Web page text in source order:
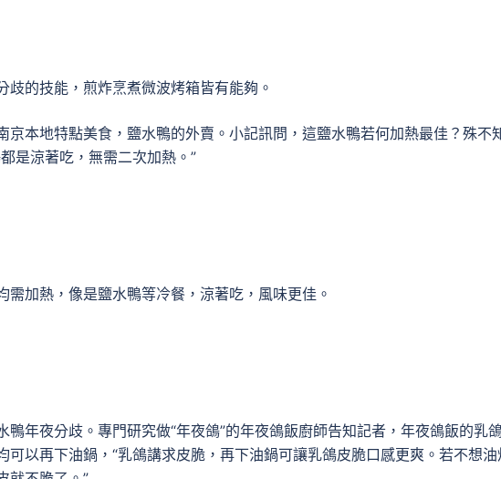
的技能，煎炸烹煮微波烤箱皆有能夠。
京本地特點美食，鹽水鴨的外賣。小記訊問，這鹽水鴨若何加熱最佳？殊不
是涼著吃，無需二次加熱。”
需加熱，像是鹽水鴨等冷餐，涼著吃，風味更佳。
年夜分歧。專門研究做“年夜鴿”的年夜鴿飯廚師告知記者，年夜鴿飯的乳
可以再下油鍋，“乳鴿講求皮脆，再下油鍋可讓乳鴿皮脆口感更爽。若不想油